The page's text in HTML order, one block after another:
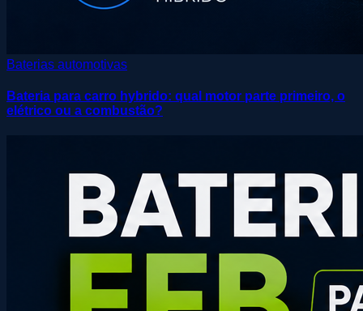
Baterias automotivas
Bateria para carro hybrido: qual motor parte primeiro, o
elétrico ou a combustão?